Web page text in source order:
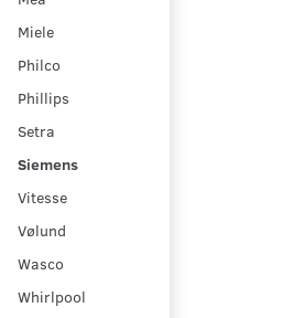
Miele
Philco
Phillips
Setra
Siemens
Vitesse
Vølund
Wasco
Whirlpool